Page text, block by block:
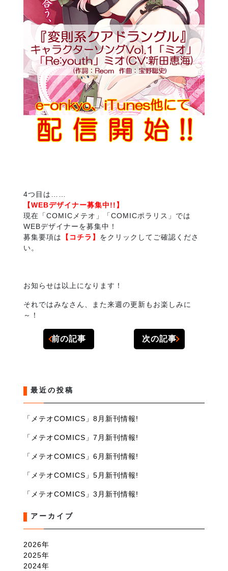
4つ目は……
【WEBデザイナー募集中!!】
現在「COMICメテオ」「COMICポラリス」では
WEBデザイナーを募集中！
募集要項は
【コチラ】 をクリックしてご確認くださ
い。
お知らせは以上になります！
それではみなさん、また来週の更新もお楽しみに
～！
前の記事 次の記事
最近の投稿
「メテオCOMICS」8月新刊情報!
「メテオCOMICS」7月新刊情報!
「メテオCOMICS」6月新刊情報!
「メテオCOMICS」5月新刊情報!
「メテオCOMICS」3月新刊情報!
アーカイブ
2026
2025
2024